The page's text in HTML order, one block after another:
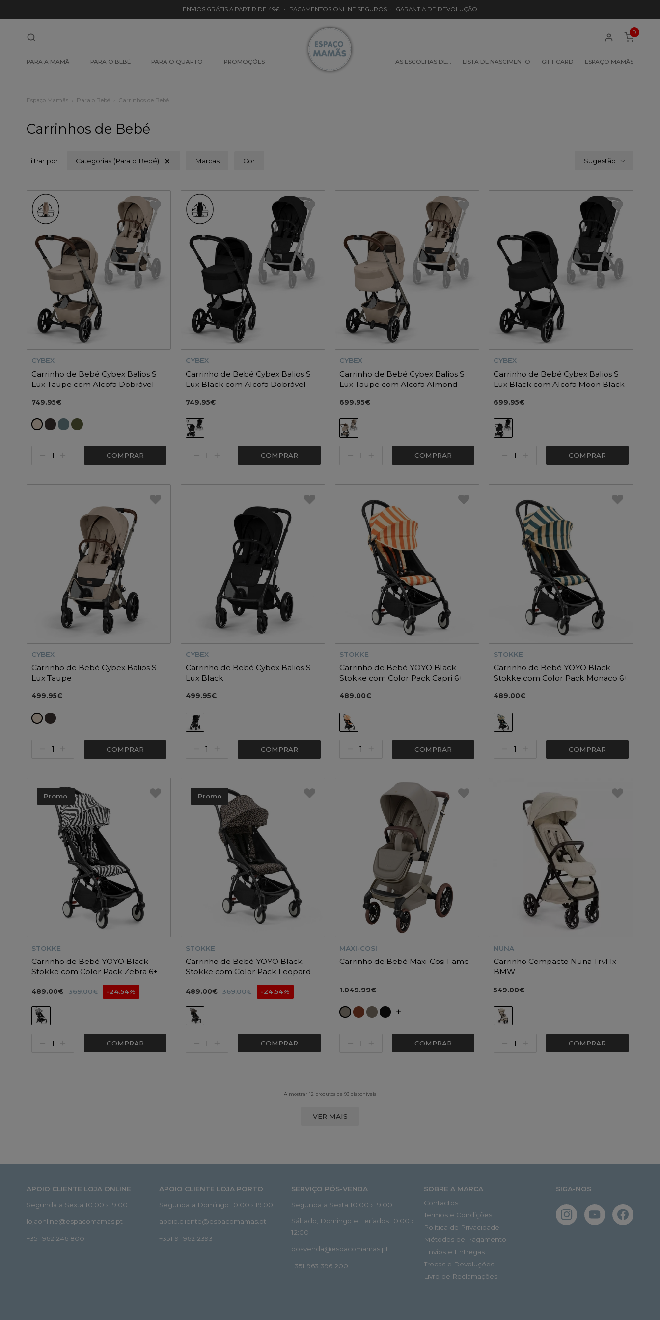
ENVIOS GRÁTIS A PARTIR DE 49€ · PAGAMENTOS ONLINE SEGUROS · GARANTIA DE DEVOLUÇÃO
PARA A MAMÃ PARA O BEBÉ PARA O QUARTO PROMOÇÕES AS ESCOLHAS DE… LISTA DE NASCIMENTO GIFT CARD ESPAÇO MAMÃS
0
Espaço Mamãs Para o Bebé Carrinhos de Bebé
Carrinhos de Bebé
Filtrar por Categorias (Para o Bebé) Marcas Cor Sugestão
CYBEX
Carrinho de Bebé Cybex Balios S
Lux Taupe com Alcofa Dobrável
749.95€
COMPRAR
CYBEX
Carrinho de Bebé Cybex Balios S
Lux Black com Alcofa Dobrável
749.95€
COMPRAR
CYBEX
Carrinho de Bebé Cybex Balios S
Lux Taupe com Alcofa Almond
699.95€
COMPRAR
CYBEX
Carrinho de Bebé Cybex Balios S
Lux Black com Alcofa Moon Black
699.95€
COMPRAR
CYBEX
Carrinho de Bebé Cybex Balios S
Lux Taupe
499.95€
COMPRAR
CYBEX
Carrinho de Bebé Cybex Balios S
Lux Black
499.95€
COMPRAR
STOKKE
Carrinho de Bebé YOYO Black
Stokke com Color Pack Capri 6+
489.00€
COMPRAR
STOKKE
Carrinho de Bebé YOYO Black
Stokke com Color Pack Monaco 6+
489.00€
COMPRAR
Promo
STOKKE
Carrinho de Bebé YOYO Black
Stokke com Color Pack Zebra 6+
489.00€ 369.00€ -24.54%
COMPRAR
Promo
STOKKE
Carrinho de Bebé YOYO Black
Stokke com Color Pack Leopard
489.00€ 369.00€ -24.54%
COMPRAR
MAXI-COSI
Carrinho de Bebé Maxi-Cosi Fame
1.049.99€
COMPRAR
NUNA
Carrinho Compacto Nuna Trvl lx
BMW
549.00€
COMPRAR
A mostrar 12 produtos de 93 disponíveis
VER MAIS
APOIO CLIENTE LOJA ONLINE
Segunda a Sexta 10:00 › 19:00
lojaonline@espacomamas.pt
+351 962 246 800
APOIO CLIENTE LOJA PORTO
Segunda a Domingo 10:00 › 19:00
apoio.cliente@espacomamas.pt
+351 91 962 2393
SERVIÇO PÓS-VENDA
Segunda a Sexta 10:00 › 19:00
Sábado, Domingo e Feriados 10:00 ›
12:00
posvenda@espacomamas.pt
+351 963 396 200
SOBRE A MARCA
Contactos
Termos e Condições
Política de Privacidade
Métodos de Pagamento
Envios e Entregas
Trocas e Devoluções
Livro de Reclamações
SIGA-NOS